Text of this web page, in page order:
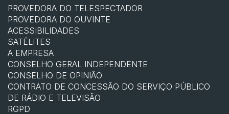
PROVEDORA DO TELESPECTADOR
PROVEDORA DO OUVINTE
ACESSIBILIDADES
SATÉLITES
A EMPRESA
CONSELHO GERAL INDEPENDENTE
CONSELHO DE OPINIÃO
CONTRATO DE CONCESSÃO DO SERVIÇO PÚBLICO
DE RÁDIO E TELEVISÃO
RGPD